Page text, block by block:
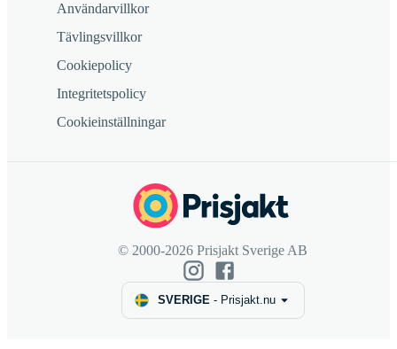
Användarvillkor
Tävlingsvillkor
Cookiepolicy
Integritetspolicy
Cookieinställningar
© 2000-2026 Prisjakt Sverige AB
SVERIGE- Prisjakt.nu